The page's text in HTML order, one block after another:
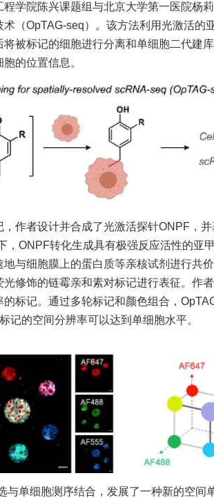
学院陈兴课题组与北京大学第一医院杨
（OpTAG-seq）。该方法利用光激活的
被标记的细胞进行分离和单细胞二代建
的位置信息。
者设计并合成了光激活探针ONPF，并
，ONPF转化生成具有极强反应活性的亚
与细胞膜上的蛋白质等亲核试剂进行共
修饰的链霉亲和素对标记进行表征。作
标记。通过多轮标记和颜色组合，
记的空间分辨率可以达到单细胞水平。
单细胞测序结合，发展了一种新的空间